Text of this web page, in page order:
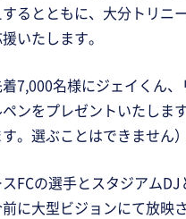
るとともに、大分トリニ
いたします。
7,000名様にジェイくん
ンをプレゼントいたしま
。選ぶことはできません）
FCの選手とスタジアムDJ
に大型ビジョンにて放映さ